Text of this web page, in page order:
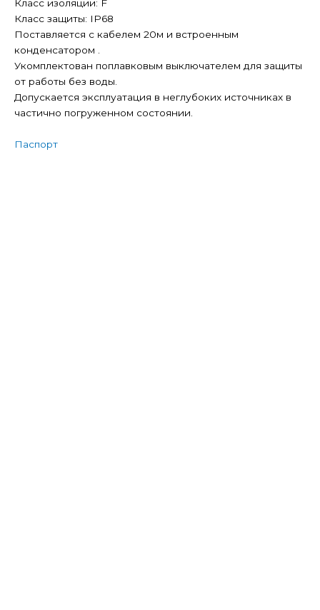
Класс изоляции: F
Класс защиты: IP68
Поставляется с кабелем 20м и встроенным
конденсатором .
Укомплектован поплавковым выключателем для защиты
от работы без воды.
Допускается эксплуатация в неглубоких источниках в
частично погруженном состоянии.
Паспорт